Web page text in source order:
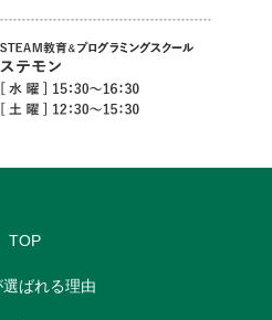
TOP
ばれる理由